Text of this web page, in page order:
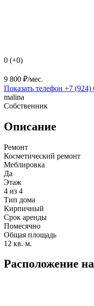
0 (+0)
9 800 ₽/мес.
Показать телефон +7 (924)
malina
Собственник
Описание
Ремонт
Косметический ремонт
Меблировка
Да
Этаж
4 из 4
Тип дома
Кирпичный
Срок аренды
Помесячно
Общая площадь
12 кв. м.
Расположение